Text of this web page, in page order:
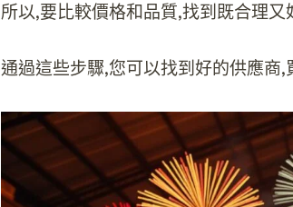
所以,要比較價格和品質,找到既合理又
通過這些步驟,您可以找到好的供應商,